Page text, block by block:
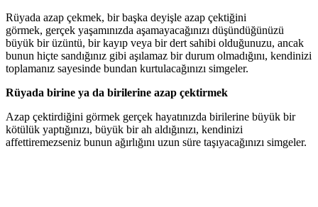
Rüyada azap çekmek, bir başka deyişle azap çektiğini
görmek, gerçek yaşamınızda aşamayacağınızı düşündüğünüzü
büyük bir üzüntü, bir kayıp veya bir dert sahibi olduğunuzu, ancak
bunun hiçte sandığınız gibi aşılamaz bir durum olmadığını, kendinizi
toplamanız sayesinde bundan kurtulacağınızı simgeler.
Rüyada birine ya da birilerine azap çektirmek
Azap çektirdiğini görmek gerçek hayatınızda birilerine büyük bir
kötülük yaptığınızı, büyük bir ah aldığınızı, kendinizi
affettiremezseniz bunun ağırlığını uzun süre taşıyacağınızı simgeler.